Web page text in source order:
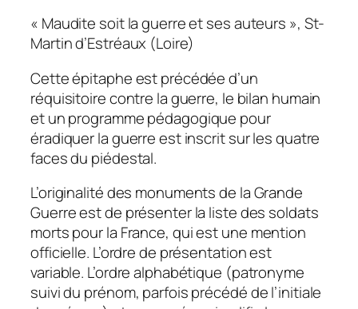
« Maudite soit la guerre et ses auteurs », St-
Martin d’Estréaux (Loire)
Cette épitaphe est précédée d’un
réquisitoire contre la guerre, le bilan humain
et un programme pédagogique pour
éradiquer la guerre est inscrit sur les quatre
faces du piédestal.
L’originalité des monuments de la Grande
Guerre est de présenter la liste des soldats
morts pour la France, qui est une mention
officielle. L’ordre de présentation est
variable. L’ordre alphabétique (patronyme
suivi du prénom, parfois précédé de l’initiale